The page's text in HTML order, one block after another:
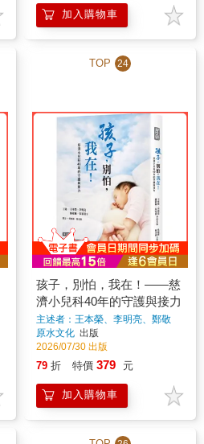
加入購物車
TOP 24
孩子，別怕，我在！——慈
濟小兒科40年的守護與接力
主述者：王本榮、李明亮、鄭敬
楓、朱家祥等、撰 文：吳宛霖、楊
金燕著
原水文化 出版
2026/07/30 出版
79 折 特價 379 元
加入購物車